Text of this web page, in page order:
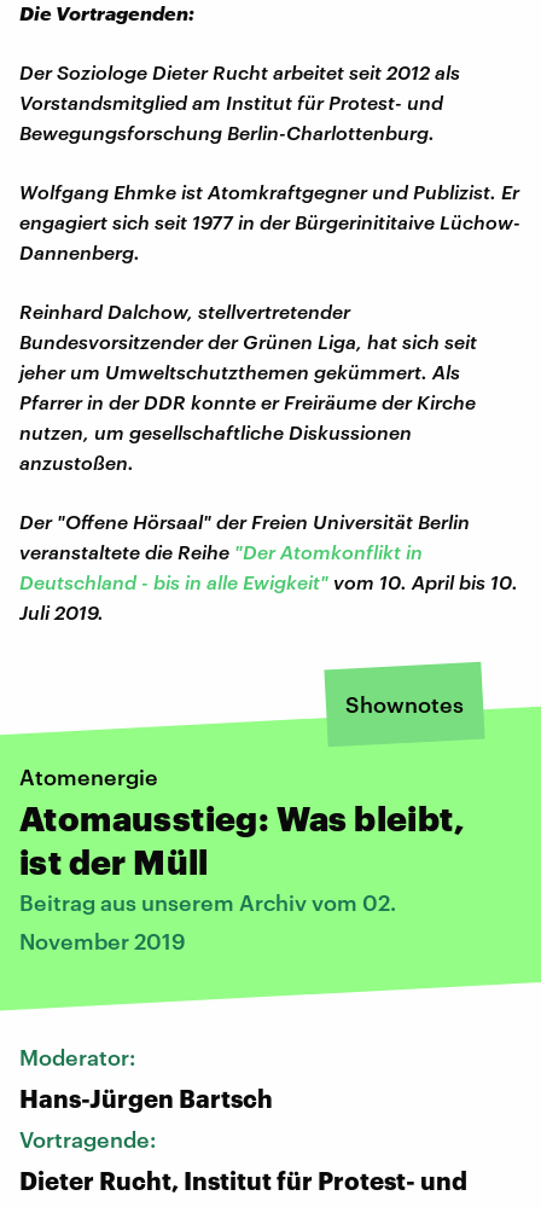
Die Vortragenden:
Der Soziologe Dieter Rucht arbeitet seit 2012 als
Vorstandsmitglied am Institut für Protest- und
Bewegungsforschung Berlin-Charlottenburg.
Wolfgang Ehmke ist Atomkraftgegner und Publizist. Er
engagiert sich seit 1977 in der Bürgerinititaive Lüchow-
Dannenberg.
Reinhard Dalchow, stellvertretender
Bundesvorsitzender der Grünen Liga, hat sich seit
jeher um Umweltschutzthemen gekümmert. Als
Pfarrer in der DDR konnte er Freiräume der Kirche
nutzen, um gesellschaftliche Diskussionen
anzustoßen.
Der "Offene Hörsaal" der Freien Universität Berlin
veranstaltete die Reihe "Der Atomkonflikt in
Deutschland - bis in alle Ewigkeit" vom 10. April bis 10.
Juli 2019.
Shownotes
Atomenergie
Atomausstieg: Was bleibt,
ist der Müll
Beitrag aus unserem Archiv vom 02.
November 2019
Moderator:
Hans-Jürgen Bartsch
Vortragende:
Dieter Rucht, Institut für Protest- und